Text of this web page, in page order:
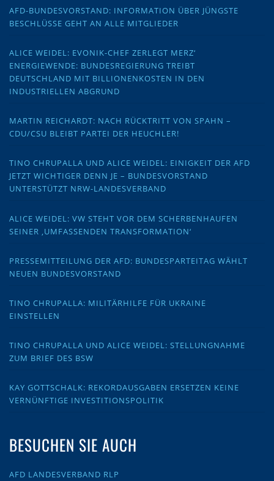
AFD-BUNDESVORSTAND: INFORMATION ÜBER JÜNGSTE
BESCHLÜSSE GEHT AN ALLE MITGLIEDER
ALICE WEIDEL: EVONIK-CHEF ZERLEGT MERZ‘
ENERGIEWENDE: BUNDESREGIERUNG TREIBT
DEUTSCHLAND MIT BILLIONENKOSTEN IN DEN
INDUSTRIELLEN ABGRUND
MARTIN REICHARDT: NACH RÜCKTRITT VON SPAHN –
CDU/CSU BLEIBT PARTEI DER HEUCHLER!
TINO CHRUPALLA UND ALICE WEIDEL: EINIGKEIT DER AFD
JETZT WICHTIGER DENN JE – BUNDESVORSTAND
UNTERSTÜTZT NRW-LANDESVERBAND
ALICE WEIDEL: VW STEHT VOR DEM SCHERBENHAUFEN
SEINER ‚UMFASSENDEN TRANSFORMATION‘
PRESSEMITTEILUNG DER AFD: BUNDESPARTEITAG WÄHLT
NEUEN BUNDESVORSTAND
TINO CHRUPALLA: MILITÄRHILFE FÜR UKRAINE
EINSTELLEN
TINO CHRUPALLA UND ALICE WEIDEL: STELLUNGNAHME
ZUM BRIEF DES BSW
KAY GOTTSCHALK: REKORDAUSGABEN ERSETZEN KEINE
VERNÜNFTIGE INVESTITIONSPOLITIK
BESUCHEN SIE AUCH
AFD LANDESVERBAND RLP